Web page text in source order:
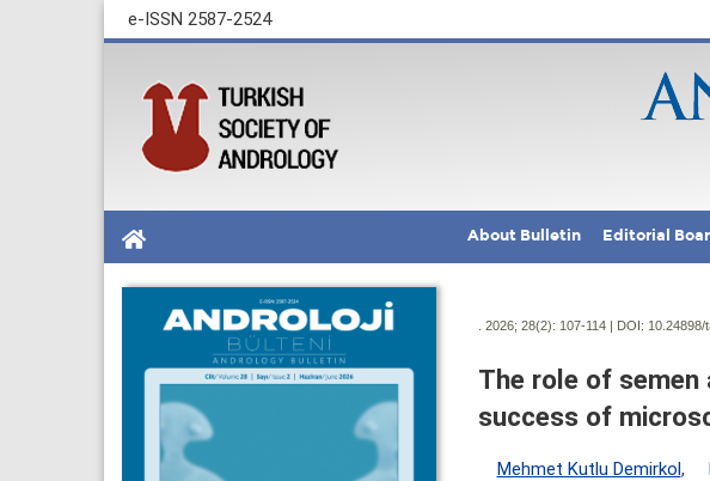
e-ISSN 2587-2524
About Bulletin Editorial
. 2026; 28(2): 107-114 | DOI: 10.24898/
The role of
success of
Mehmet Kutlu Demirkol,